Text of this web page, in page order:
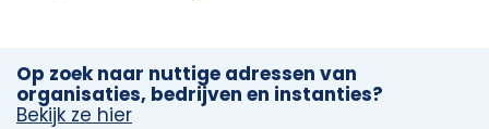
Op zoek naar nuttige adressen van
organisaties, bedrijven en instanties?
Bekijk ze hier